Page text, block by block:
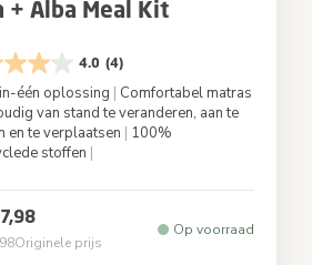
+ Alba Meal Kit
4.0 (4)
één oplossing | Comfortabel matras
van stand te veranderen, aan te
en te verplaatsen | 100%
stoffen |
Originele prijs
Op voorraad